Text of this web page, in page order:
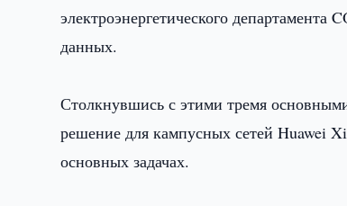
электроэнергетического
данных.
Столкнувшись с этими тремя
решение для кампусных сетей Huawei
основных задачах.